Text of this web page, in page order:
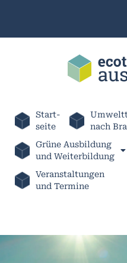
Start-
seite
nach
Grüne Ausbildung
und Weiterbildung
Veranstaltungen
und Termine